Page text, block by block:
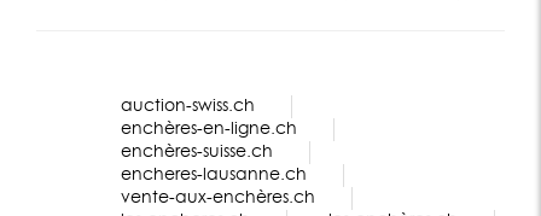
auction-swiss.ch
enchères-en-ligne.ch
enchères-suisse.ch
encheres-lausanne.ch
vente-aux-enchères.ch